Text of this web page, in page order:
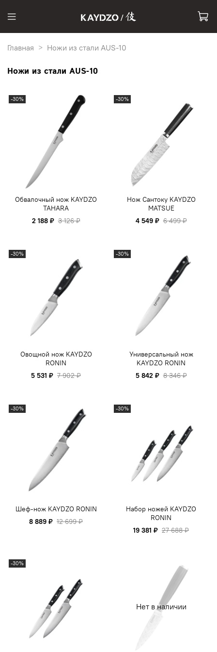
Главная Ножи из стали AUS-10
Ножи из стали AUS-10
-30%
Обвалочный нож KAYDZO
TAHARA
2 188 ₽ 3 126 ₽
-30%
Нож Сантоку KAYDZO
MATSUE
4 549 ₽ 6 499 ₽
-30%
Овощной нож KAYDZO
RONIN
5 531 ₽ 7 902 ₽
-30%
Универсальный нож
KAYDZO RONIN
5 842 ₽ 8 346 ₽
-30%
Шеф-нож KAYDZO RONIN
8 889 ₽ 12 699 ₽
-30%
Набор ножей KAYDZO
RONIN
19 381 ₽ 27 688 ₽
-30%
Нет в наличии